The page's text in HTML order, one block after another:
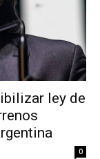
ley de
0